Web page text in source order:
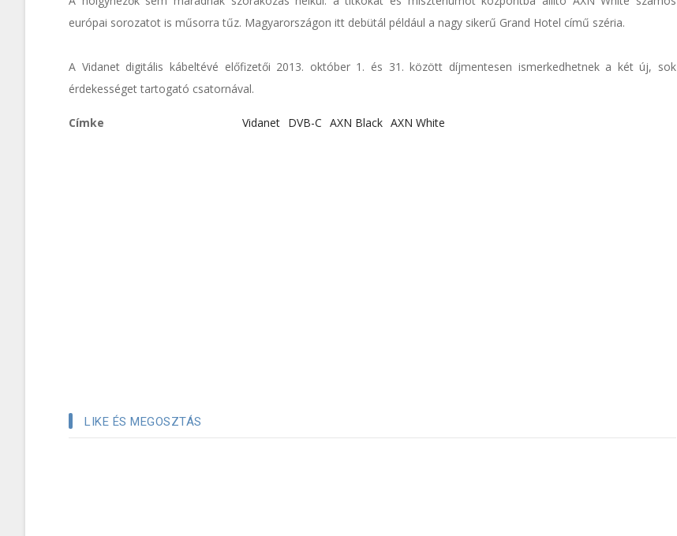
európai sorozatot is műsorra tűz. Magyarországon itt debütál például a nagy sikerű Grand Hotel című széria.
A Vidanet digitális kábeltévé előfizetői 2013. október 1. és 31. között díjmentesen ismerkedhetnek a két új, sok
érdekességet tartogató csatornával.
Címke Vidanet DVB-C AXN Black AXN White
LIKE ÉS MEGOSZTÁS